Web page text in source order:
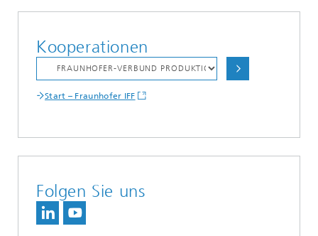
Kooperationen
Start – Fraunhofer IFF
Folgen Sie uns